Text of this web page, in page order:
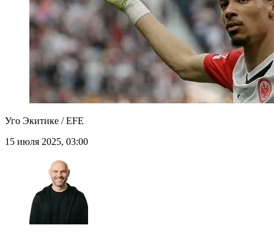
Уго Экитике / EFE
15 июля 2025, 03:00